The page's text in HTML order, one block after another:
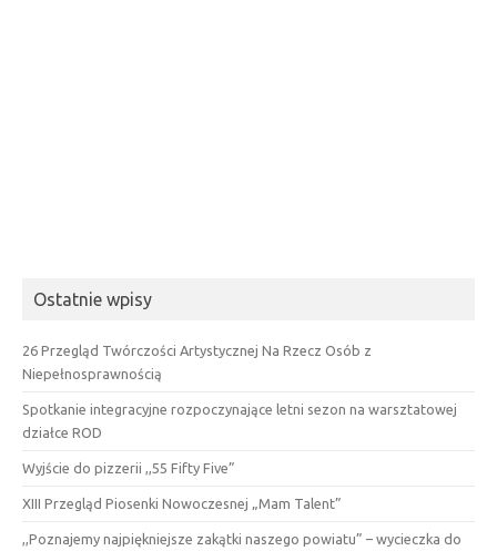
Ostatnie wpisy
26 Przegląd Twórczości Artystycznej Na Rzecz Osób z
Niepełnosprawnością
Spotkanie integracyjne rozpoczynające letni sezon na warsztatowej
działce ROD
Wyjście do pizzerii ,,55 Fifty Five”
XIII Przegląd Piosenki Nowoczesnej „Mam Talent”
,,Poznajemy najpiękniejsze zakątki naszego powiatu” – wycieczka do